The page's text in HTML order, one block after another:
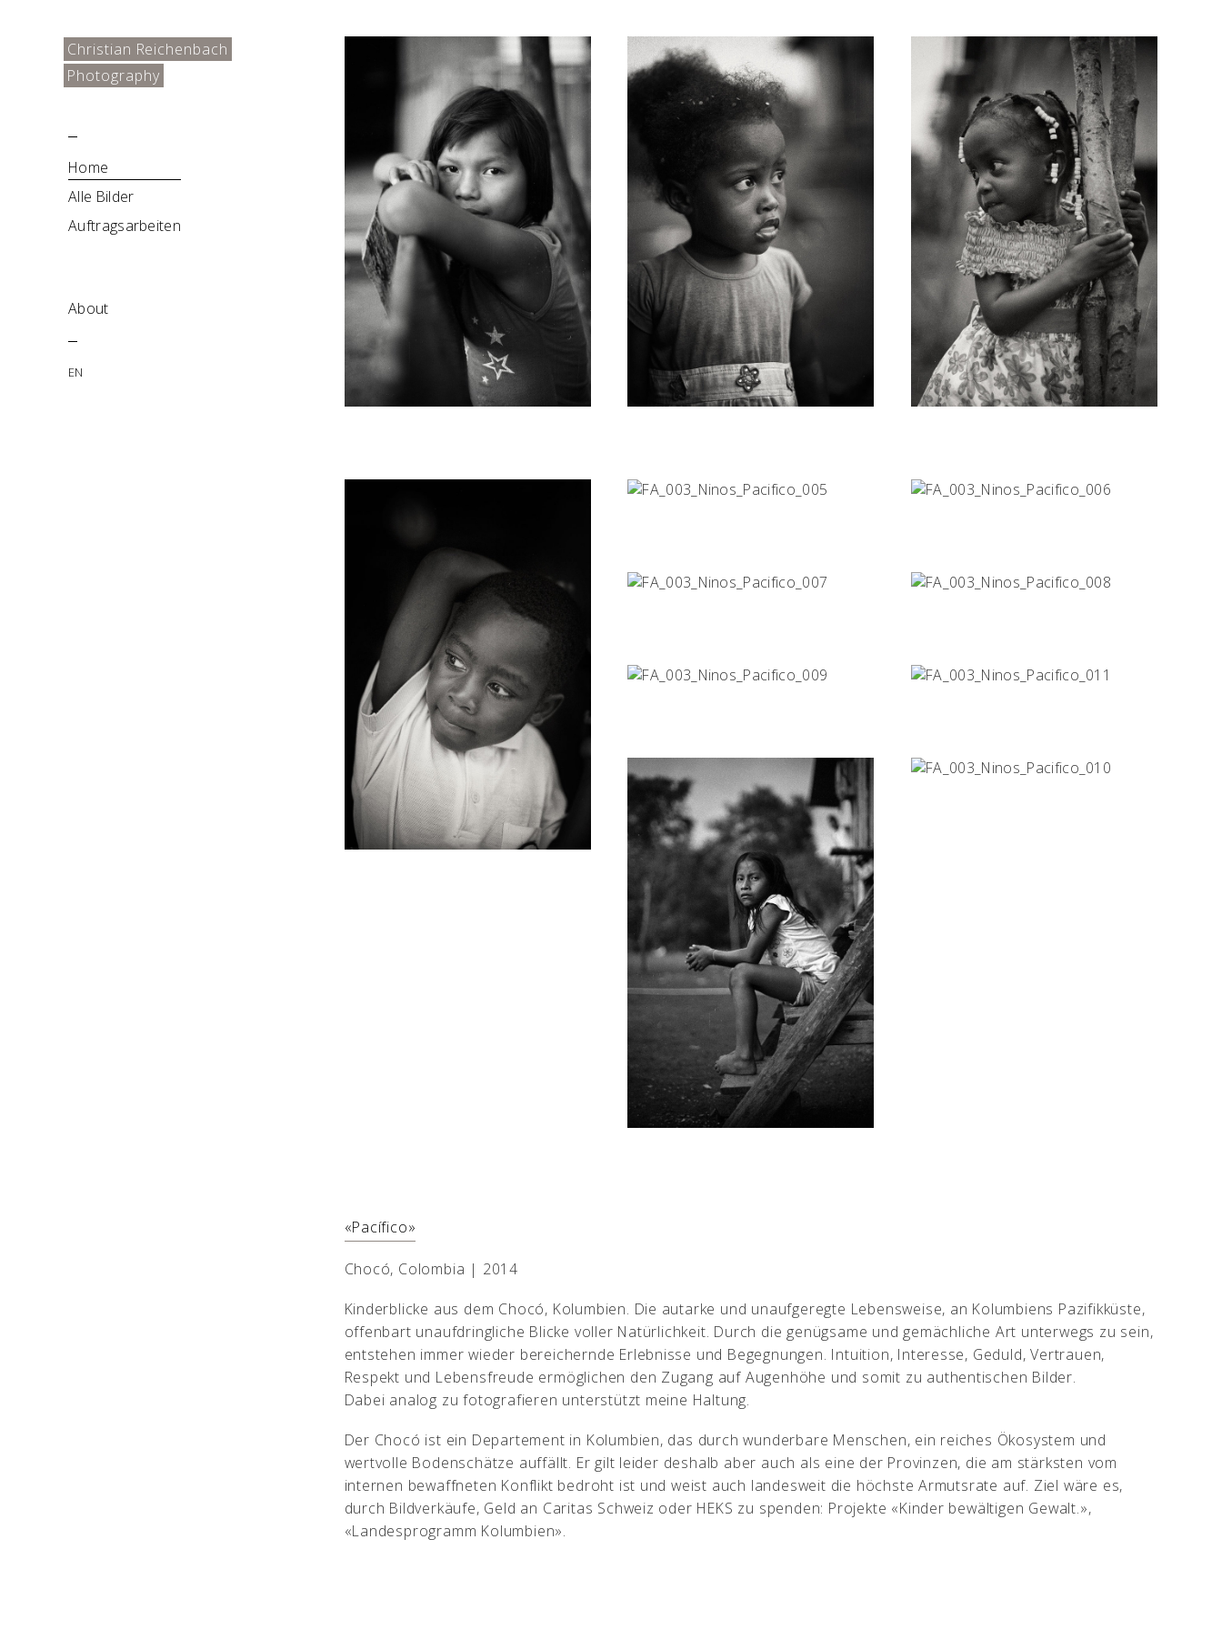
Christian Reichenbach
Photography
Home
Alle Bilder
Auftragsarbeiten
About
EN
«Pacífico»
Chocó, Colombia | 2014
Kinderblicke aus dem Chocó, Kolumbien. Die autarke und unaufgeregte Lebensweise, an Kolumbiens Pazifikküste,
offenbart unaufdringliche Blicke voller Natürlichkeit. Durch die genügsame und gemächliche Art unterwegs zu sein,
entstehen immer wieder bereichernde Erlebnisse und Begegnungen. Intuition, Interesse, Geduld, Vertrauen,
Respekt und Lebensfreude ermöglichen den Zugang auf Augenhöhe und somit zu authentischen Bilder.
Dabei analog zu fotografieren unterstützt meine Haltung.
Der Chocó ist ein Departement in Kolumbien, das durch wunderbare Menschen, ein reiches Ökosystem und
wertvolle Bodenschätze auffällt. Er gilt leider deshalb aber auch als eine der Provinzen, die am stärksten vom
internen bewaffneten Konflikt bedroht ist und weist auch landesweit die höchste Armutsrate auf. Ziel wäre es,
durch Bildverkäufe, Geld an Caritas Schweiz oder HEKS zu spenden: Projekte «Kinder bewältigen Gewalt.»,
«Landesprogramm Kolumbien».